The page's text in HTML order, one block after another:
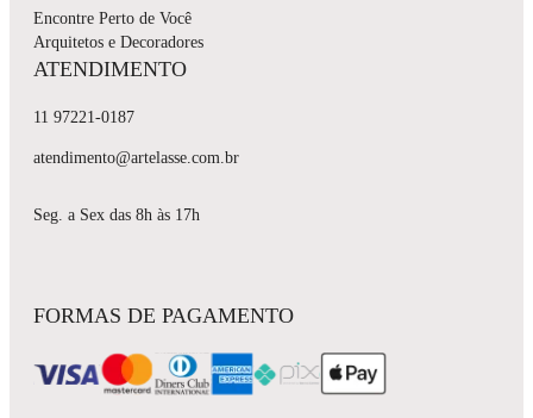
Encontre Perto de Você
Arquitetos e Decoradores
ATENDIMENTO
11 97221-0187
atendimento@artelasse.com.br
Seg. a Sex das 8h às 17h
FORMAS DE PAGAMENTO